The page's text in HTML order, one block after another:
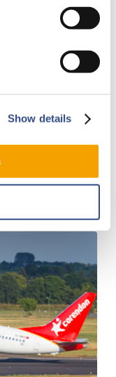
Show details
wordt